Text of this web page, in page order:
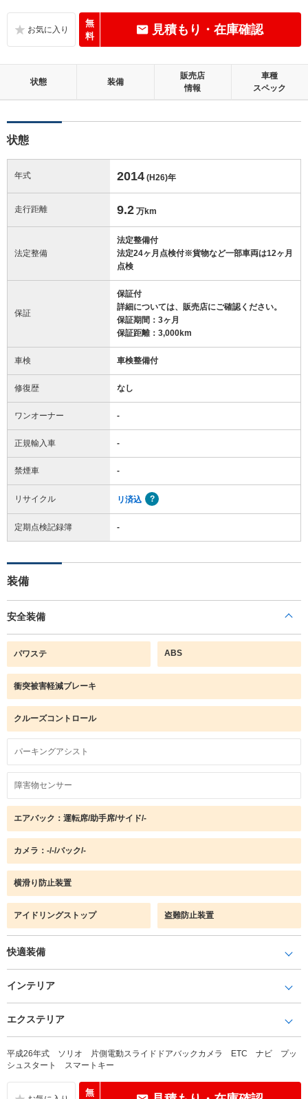
無
料
見積もり・在庫確認
状態 装備
販売店
情報
車種
スペック
状態
年式 2014 (H26)年
走行距離 9.2 万km
法定整備
法定整備付
法定24ヶ月点検付※貨物など一部車両は12ヶ月
点検
保証
保証付
詳細については、販売店にご確認ください。
保証期間：3ヶ月
保証距離：3,000km
車検 車検整備付
修復歴 なし
ワンオーナー -
正規輸入車 -
禁煙車 -
リサイクル リ済込
定期点検記録簿 -
装備
安全装備
パワステ ABS
衝突被害軽減ブレーキ
クルーズコントロール
パーキングアシスト
障害物センサー
エアバック：運転席/助手席/サイド/-
カメラ：-/-/バック/-
横滑り防止装置
アイドリングストップ 盗難防止装置
快適装備
インテリア
エクステリア
平成26年式 ソリオ 片側電動スライドドアバックカメラ ETC ナビ プッ
シュスタート スマートキー
無